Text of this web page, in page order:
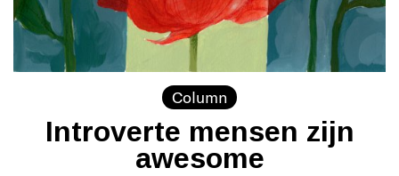
Column
Introverte mensen zijn
awesome